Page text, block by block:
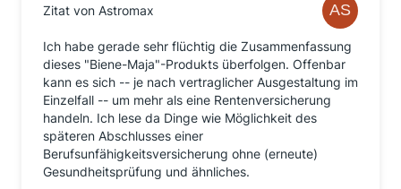
Zitat von Astromax
Ich habe gerade sehr flüchtig die Zusammenfassung
dieses "Biene-Maja"-Produkts überfolgen. Offenbar
kann es sich -- je nach vertraglicher Ausgestaltung im
Einzelfall -- um mehr als eine Rentenversicherung
handeln. Ich lese da Dinge wie Möglichkeit des
späteren Abschlusses einer
Berufsunfähigkeitsversicherung ohne (erneute)
Gesundheitsprüfung und ähnliches.